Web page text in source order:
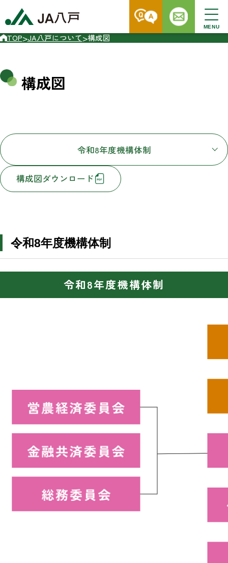
MENU
TOP>JA八戸について>構成図
構成図
令和8年度機構体制
構成図ダウンロード
令和8年度機構体制
令和8年度機構体制